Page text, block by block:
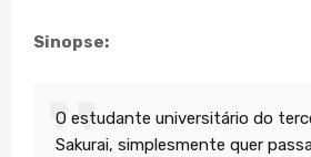
Sinopse:
O estudante universitário do
Sakurai, simplesmente quer